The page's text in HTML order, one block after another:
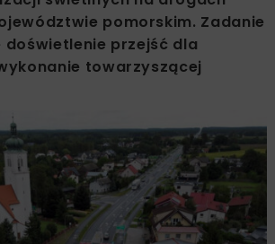
pomorskim. Zadanie
doświetlenie przejść dla
towarzyszącej